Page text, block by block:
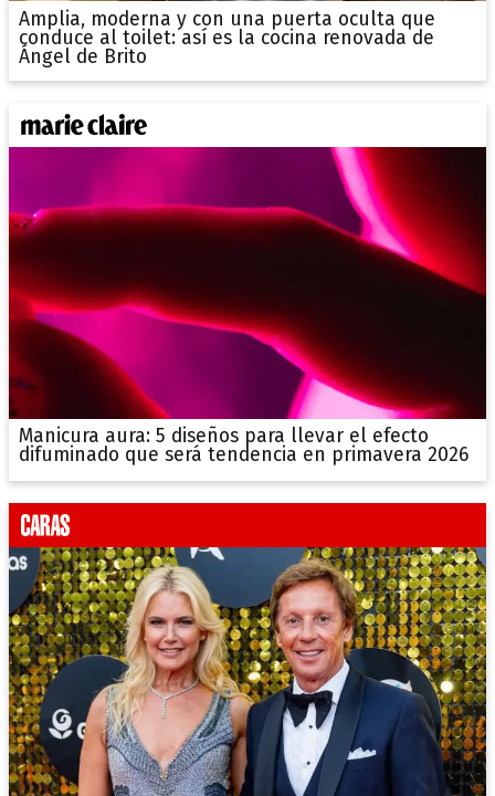
Amplia, moderna y con una puerta oculta que
conduce al toilet: así es la cocina renovada de
Ángel de Brito
Manicura aura: 5 diseños para llevar el efecto
difuminado que será tendencia en primavera 2026